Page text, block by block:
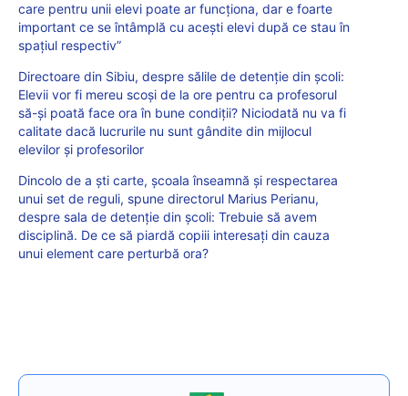
care pentru unii elevi poate ar funcționa, dar e foarte
important ce se întâmplă cu acești elevi după ce stau în
spațiul respectiv”
Directoare din Sibiu, despre sălile de detenție din școli:
Elevii vor fi mereu scoși de la ore pentru ca profesorul
să-și poată face ora în bune condiții? Niciodată nu va fi
calitate dacă lucrurile nu sunt gândite din mijlocul
elevilor și profesorilor
Dincolo de a ști carte, școala înseamnă și respectarea
unui set de reguli, spune directorul Marius Perianu,
despre sala de detenție din școli: Trebuie să avem
disciplină. De ce să piardă copiii interesați din cauza
unui element care perturbă ora?